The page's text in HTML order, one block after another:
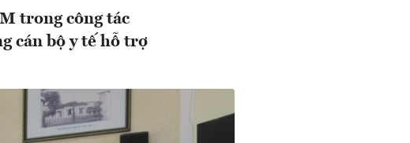
trong công tác
cán bộ y tế hỗ trợ